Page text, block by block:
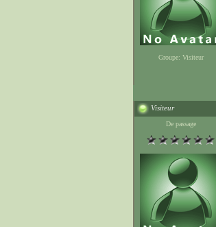
Groupe: Visiteur
Visiteur
De passage